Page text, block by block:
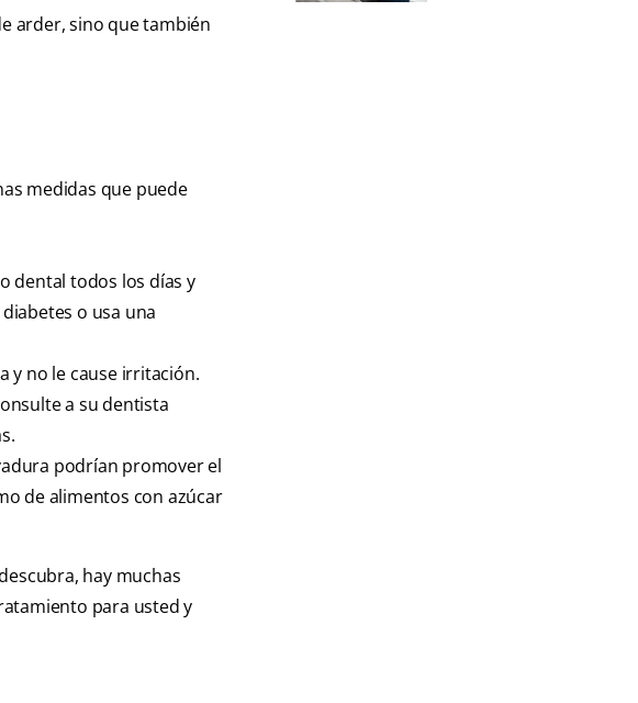
arder, sino que también
medidas que puede
dental todos los días y
o usa una
y no le cause irritación.
a su dentista
podrían promover el
de alimentos con azúcar
hay muchas
para usted y